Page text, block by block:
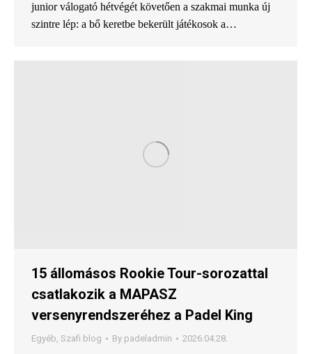
junior válogató hétvégét követően a szakmai munka új
szintre lép: a bő keretbe bekerült játékosok a…
15 állomásos Rookie Tour-sorozattal
csatlakozik a MAPASZ
versenyrendszeréhez a Padel King
Egyéb, Szafi blog By padeladmin 2026.04.28.